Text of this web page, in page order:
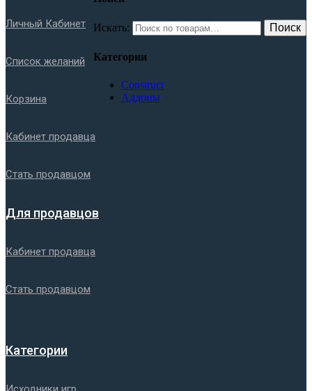
Искать: Поиск
Категории
Construct
Аддоны
Личный Кабинет
Список желаний
Корзина
Кабинет продавца
Стать продавцом
Для продавцов
Кабинет продавца
Стать продавцом
Категории